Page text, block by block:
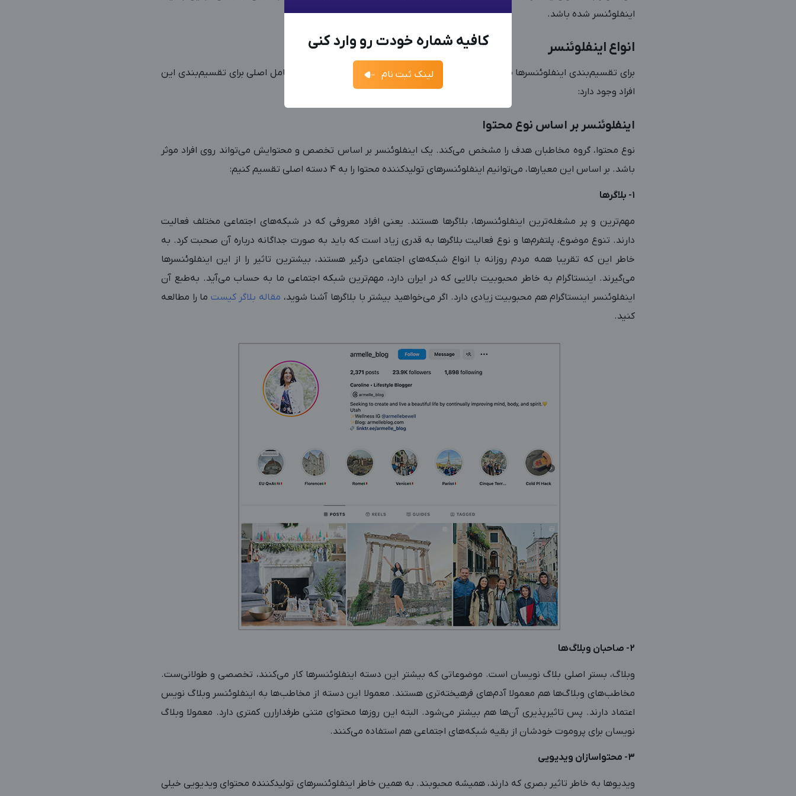
اینفلوئنسر شده باشد.
انواع اینفلوئنسر
برای تقسیم‌بندی اینفلوئنسرها می‌توان از معیارهای مختلفی استفاده کرد. با این حال، ۳ عامل اصلی برای تقسیم‌بندی این
افراد وجود دارد:
اینفلوئنسر بر اساس نوع محتوا
نوع محتوا، گروه مخاطبان هدف را مشخص می‌کند. یک اینفلوئنسر بر اساس تخصص و محتوایش می‌تواند روی افراد موثر
باشد. بر اساس این معیارها، می‌توانیم اینفلوئنسرهای تولیدکننده محتوا را به ۴ دسته اصلی تقسیم کنیم:
1- بلاگرها
مهم‌ترین و پر مشغله‌ترین اینفلوئنسرها، بلاگرها هستند. یعنی افراد معروفی که در شبکه‌های اجتماعی مختلف فعالیت
دارند. تنوع موضوع، پلتفرم‌ها و نوع فعالیت بلاگرها به قدری زیاد است که باید به صورت جداگانه درباره آن صحبت کرد. به
خاطر این که تقریبا همه مردم روزانه با انواع شبکه‌های اجتماعی درگیر هستند، بیشترین تاثیر را از این اینفلوئنسرها
می‌گیرند. اینستاگرام به خاطر محبوبیت بالایی که در ایران دارد، مهم‌ترین شبکه اجتماعی ما به حساب می‌آید. به‌طبع آن
اینفلوئنسر اینستاگرام هم محبوبیت زیادی دارد. اگر می‌خواهید بیشتر با بلاگرها آشنا شوید، مقاله بلاگر کیست ما را مطالعه
کنید.
2- صاحبان وبلاگ‌ها
وبلاگ، بستر اصلی بلاگ نویسان است. موضوعاتی که بیشتر این دسته اینفلوئنسرها کار می‌کنند، تخصصی و طولانی‌ست.
مخاطب‌های وبلاگ‌ها هم معمولا آدم‌های فرهیخته‌تری هستند. معمولا این دسته از مخاطب‌ها به اینفلوئنسر وبلاگ نویس
اعتماد دارند. پس تاثیرپذیری آن‌ها هم بیشتر می‌شود. البته این روزها محتوای متنی طرفدارارن کمتری دارد. معمولا وبلاگ
نویسان برای پروموت خودشان از بقیه شبکه‌های اجتماعی هم استفاده می‌کنند.
3- محتواسازان ویدیویی
ویدیوها به خاطر تاثیر بصری که دارند، همیشه محبوبند. به همین خاطر اینفلوئنسرهای تولیدکننده محتوای ویدیویی خیلی
معرفی شوید ادمین می‌خواهم
جدیدترین آگهی‌های استخدامی را ببینید
آگهی استخدام ادمین
بزرگترین پیج ادمینی
کافیه شماره خودت رو وارد کنی
لینک ثبت نام
ارسال کد